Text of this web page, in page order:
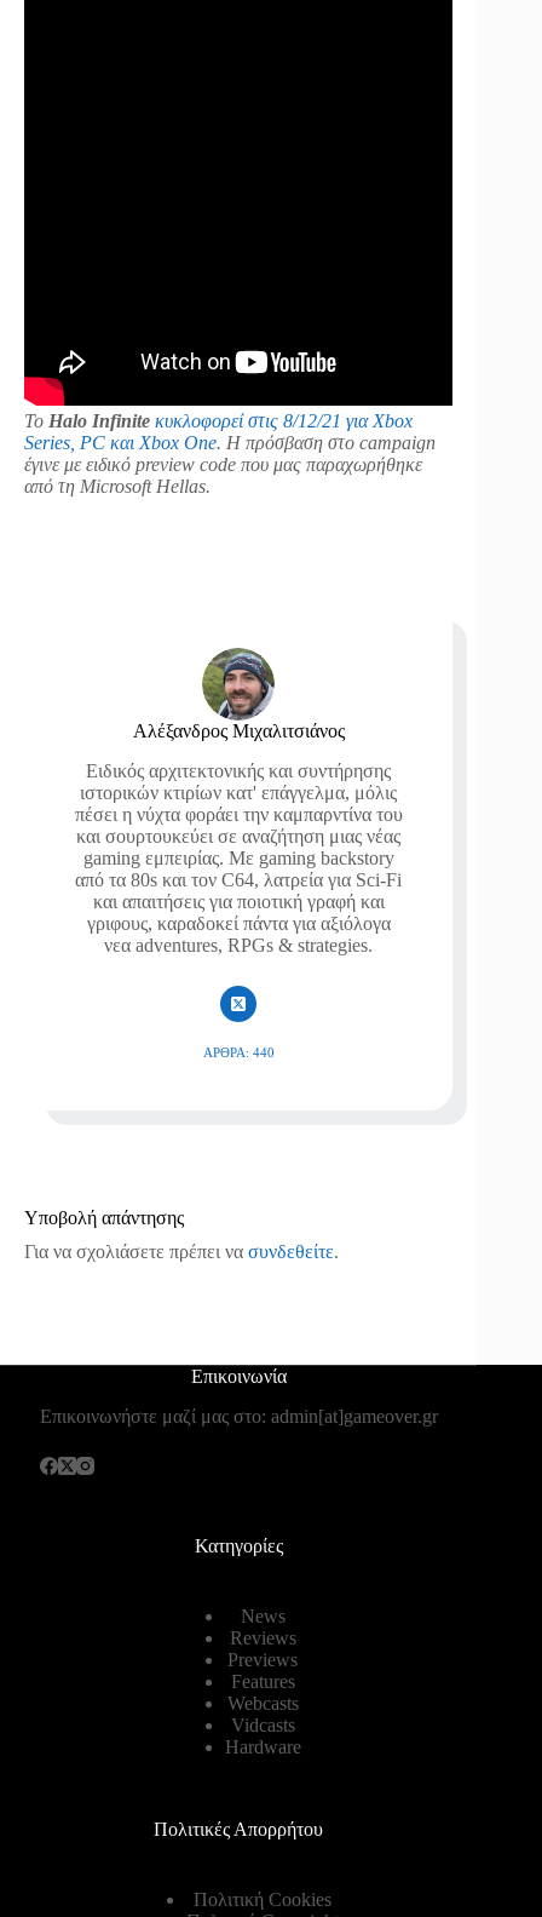
Το Halo Infinite κυκλοφορεί στις 8/12/21 για Xbox
Series, PC και Xbox One. Η πρόσβαση στο campaign
έγινε με ειδικό preview code που μας παραχωρήθηκε
από τη Microsoft Hellas.
Αλέξανδρος Μιχαλιτσιάνος
Ειδικός αρχιτεκτονικής και συντήρησης
ιστορικών κτιρίων κατ' επάγγελμα, μόλις
πέσει η νύχτα φοράει την καμπαρντίνα του
και σουρτουκεύει σε αναζήτηση μιας νέας
gaming εμπειρίας. Με gaming backstory
από τα 80s και τον C64, λατρεία για Sci-Fi
και απαιτήσεις για ποιοτική γραφή και
γριφους, καραδοκεί πάντα για αξιόλογα
νεα adventures, RPGs & strategies.
ΆΡΘΡΑ: 440
Υποβολή απάντησης
Για να σχολιάσετε πρέπει να συνδεθείτε.
Επικοινωνία
Επικοινωνήστε μαζί μας στο: admin[at]gameover.gr
Κατηγορίες
News
Reviews
Previews
Features
Webcasts
Vidcasts
Hardware
Πολιτικές Απορρήτου
Πολιτική Cookies